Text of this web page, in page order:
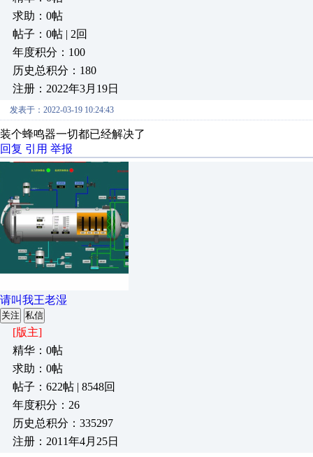
求助：0帖
帖子：0帖 | 2回
年度积分：100
历史总积分：180
注册：2022年3月19日
发表于：2022-03-19 10:24:43
装个蜂鸣器一切都已经解决了
回复 引用 举报
请叫我王老湿
关注 私信
[版主]
精华：0帖
求助：0帖
帖子：622帖 | 8548回
年度积分：26
历史总积分：335297
注册：2011年4月25日